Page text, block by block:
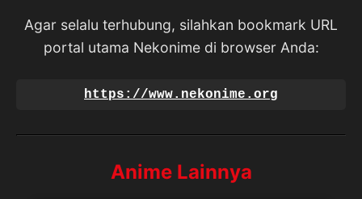
Agar selalu terhubung, silahkan bookmark URL
portal utama Nekonime di browser Anda:
https://www.nekonime.org
Anime Lainnya